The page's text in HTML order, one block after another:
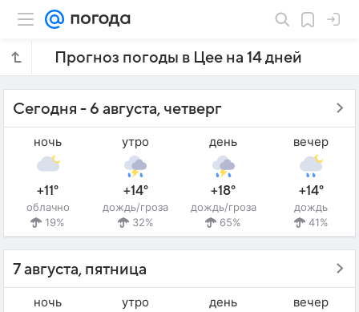
Прогноз погоды в Цее на 14 дней
Сегодня - 6 августа, четверг
ночь
+11°
облачно
19%
утро
+14°
дождь/гроза
32%
день
+18°
дождь/гроза
65%
вечер
+14°
дождь
41%
7 августа, пятница
ночь утро день вечер